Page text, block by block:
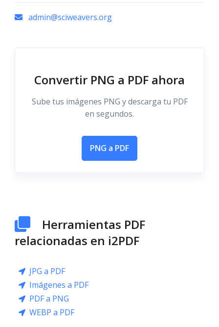
admin@sciweavers.org
Convertir PNG a PDF ahora
Sube tus imágenes PNG y descarga tu PDF
en segundos.
PNG a PDF
Herramientas PDF
relacionadas en i2PDF
JPG a PDF
Imágenes a PDF
PDF a PNG
WEBP a PDF